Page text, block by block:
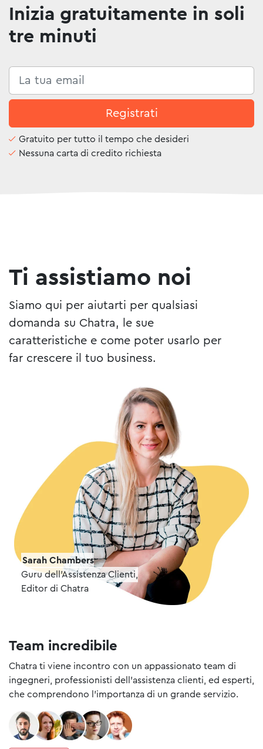
Inizia gratuitamente in soli
tre minuti
Registrati
Gratuito per tutto il tempo che desideri
Nessuna carta di credito richiesta
Ti assistiamo noi
Siamo qui per aiutarti per qualsiasi
domanda su Chatra, le sue
caratteristiche e come poter usarlo per
far crescere il tuo business.
Sarah Chambers
Guru dell’Assistenza Clienti,
Editor di Chatra
Team incredibile
Chatra ti viene incontro con un appassionato team di
ingegneri, professionisti dell'assistenza clienti, ed esperti,
che comprendono l'importanza di un grande servizio.